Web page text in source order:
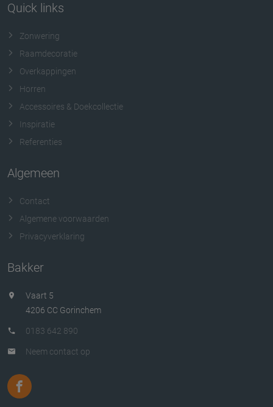
Quick links
Zonwering
Raamdecoratie
Overkappingen
Horren
Accessoires & Doekcollectie
Inspiratie
Referenties
Algemeen
Contact
Algemene voorwaarden
Privacyverklaring
Bakker
Vaart 5
4206 CC Gorinchem
0183 642 890
Neem contact op